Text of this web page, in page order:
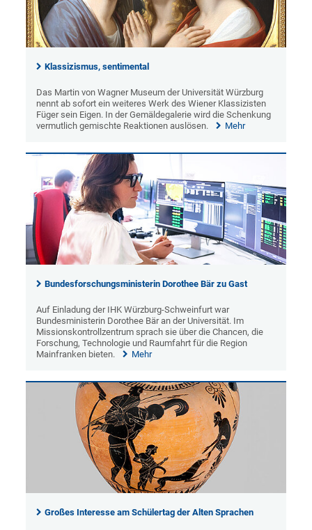
Klassizismus, sentimental
Das Martin von Wagner Museum der Universität Würzburg
nennt ab sofort ein weiteres Werk des Wiener Klassizisten
Füger sein Eigen. In der Gemäldegalerie wird die Schenkung
vermutlich gemischte Reaktionen auslösen.
Mehr
Bundesforschungsministerin Dorothee Bär zu Gast
Auf Einladung der IHK Würzburg-Schweinfurt war
Bundesministerin Dorothee Bär an der Universität. Im
Missionskontrollzentrum sprach sie über die Chancen, die
Forschung, Technologie und Raumfahrt für die Region
Mainfranken bieten.
Mehr
Großes Interesse am Schülertag der Alten Sprachen